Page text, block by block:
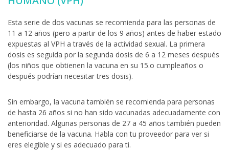
Esta serie de dos vacunas se recomienda para las personas de
11 a 12 años (pero a partir de los 9 años) antes de haber estado
expuestas al VPH a través de la actividad sexual. La primera
dosis es seguida por la segunda dosis de 6 a 12 meses después
(los niños que obtienen la vacuna en su 15.o cumpleaños o
después podrían necesitar tres dosis).
Sin embargo, la vacuna también se recomienda para personas
de hasta 26 años si no han sido vacunadas adecuadamente con
anterioridad. Algunas personas de 27 a 45 años también pueden
beneficiarse de la vacuna. Habla con tu proveedor para ver si
eres elegible y si es adecuado para ti.